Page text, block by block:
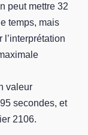
peut mettre 32
temps, mais
valeur
secondes, et
2106.